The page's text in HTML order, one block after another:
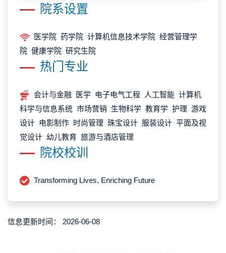
院系设置
医学院 药学院 计算机信息技术学院 经营管理学
院 健康学院 研究生院
热门专业
会计与金融 医学 电子电气工程 人工智能 计算机
科学与信息系统 市场营销 生物科学 教育学 护理 游戏
设计 电影制作 时尚管理 珠宝设计 服装设计 平面及视
觉设计 幼儿教育 旅游与酒店管理
院校校训
Transforming Lives, Enriching Future
信息更新时间： 2026-06-08